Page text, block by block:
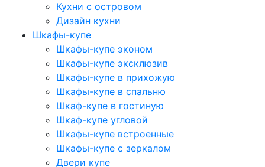
Кухни с островом
Дизайн кухни
Шкафы-купе
Шкафы-купе эконом
Шкафы-купе эксклюзив
Шкафы-купе в прихожую
Шкафы-купе в спальню
Шкаф-купе в гостиную
Шкаф-купе угловой
Шкафы-купе встроенные
Шкафы-купе с зеркалом
Двери купе